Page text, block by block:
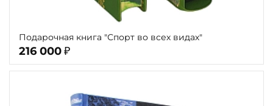
Подарочная книга "Спорт во всех видах"
216 000 ₽